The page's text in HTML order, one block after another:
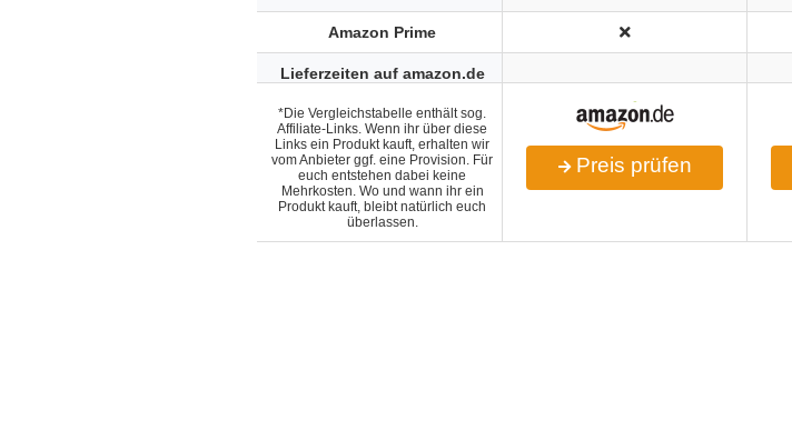
Preis prüfen
Amazon Prime
Lieferzeiten auf amazon.de
*Die Vergleichstabelle enthält sog.
Affiliate-Links. Wenn ihr über diese
Links ein Produkt kauft, erhalten wir
vom Anbieter ggf. eine Provision. Für
euch entstehen dabei keine
Mehrkosten. Wo und wann ihr ein
Produkt kauft, bleibt natürlich euch
überlassen.